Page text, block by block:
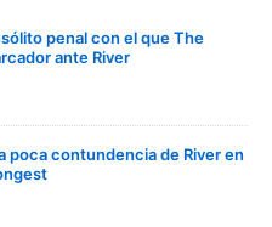
penal con el que The
ante River
poca contundencia de River en